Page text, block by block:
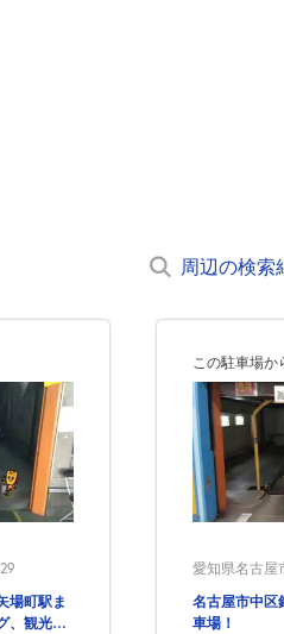
周辺の検索
場町駅ま
、観光に
この駐車場か
愛知県名古屋
名古屋市中区
車場！